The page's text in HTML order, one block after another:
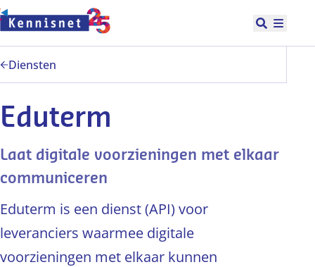
Doorgaan naar hoofdinhoud
Open
Diensten
Eduterm
Laat digitale voorzieningen met elkaar
communiceren
Eduterm is een dienst (API) voor
leveranciers waarmee digitale
voorzieningen met elkaar kunnen